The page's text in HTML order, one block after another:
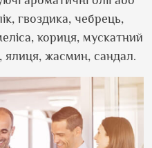
гвоздика, чебрець,
кориця, мускатний
ялиця, жасмин, сандал.